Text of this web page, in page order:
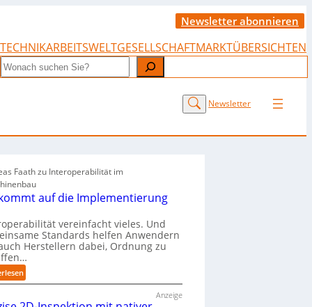
Newsletter abonnieren
TECHNIKARBEITSWELTGESELLSCHAFTMARKTÜBERSICHTEN
Search
Newsletter
Faath zu Interoperabilität im
auf die Implementierung
vereinfacht vieles. Und
Standards helfen Anwendern
Herstellern dabei, Ordnung zu
:
„
Anzeige